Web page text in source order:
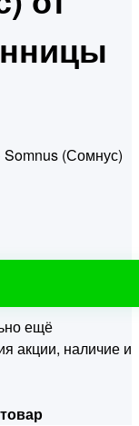
Somnus (Сомнус)
ещё
акции, наличие и